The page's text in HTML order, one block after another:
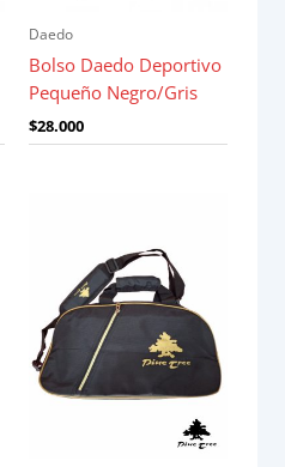
Daedo
Bolso Daedo Deportivo
Pequeño Negro/Gris
$28.000